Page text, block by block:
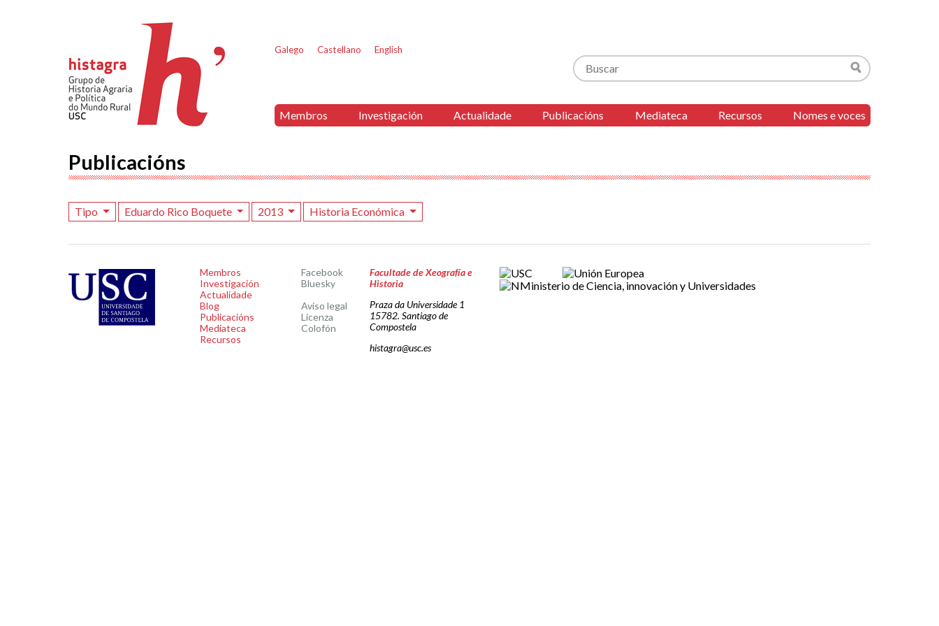
Galego Castellano English
Buscar
Buscar
Membros Investigación Actualidade Publicacións Mediateca Recursos Nomes e voces
Publicacións
Tipo Eduardo Rico Boquete 2013 Historia Económica
Membros
Investigación
Actualidade
Blog
Publicacións
Mediateca
Recursos
Facebook
Bluesky
Aviso legal
Licenza
Colofón
Facultade de Xeografía e
Historia
Praza da Universidade 1
15782. Santiago de
Compostela
histagra@usc.es